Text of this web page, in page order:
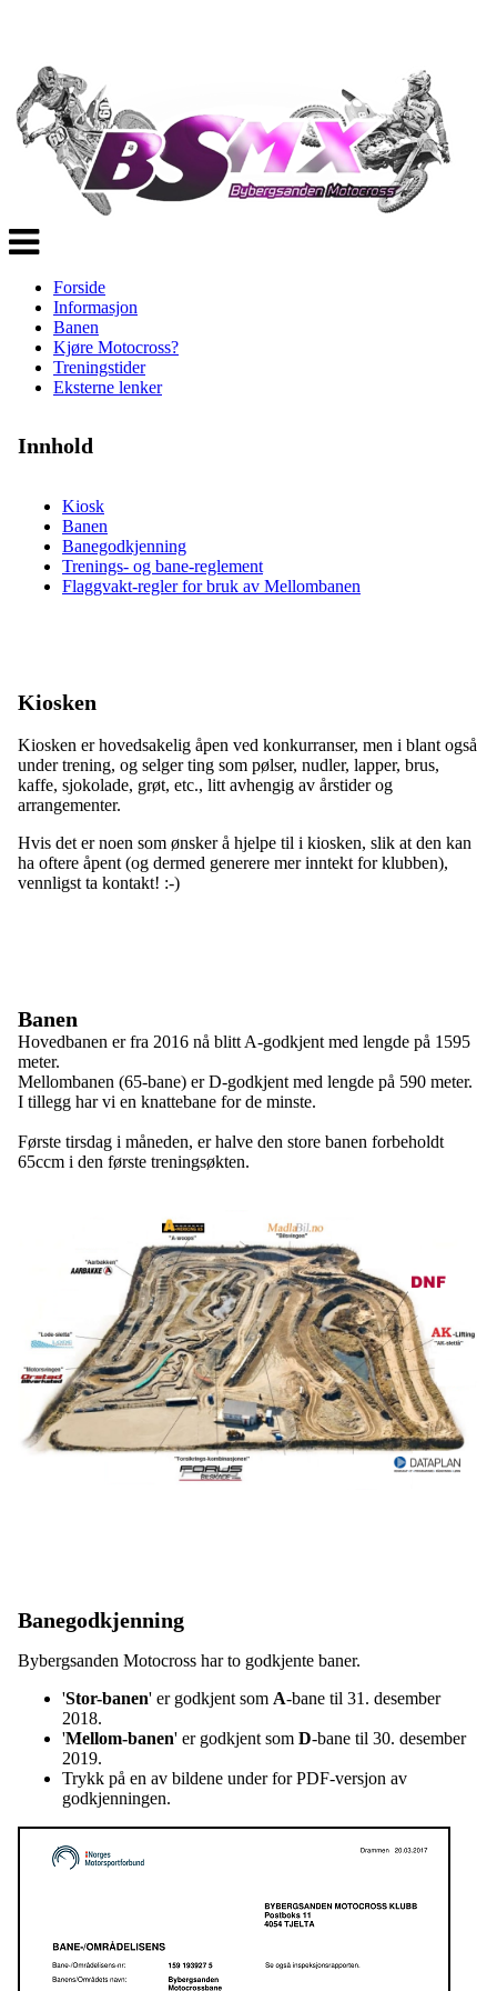
Veksle
navigasjon
Forside
Informasjon
Banen
Kjøre Motocross?
Treningstider
Eksterne lenker
Innhold
Kiosk
Banen
Banegodkjenning
Trenings- og bane-reglement
Flaggvakt-regler for bruk av Mellombanen
Kiosken
Kiosken er hovedsakelig åpen ved konkurranser, men i blant også
under trening, og selger ting som pølser, nudler, lapper, brus,
kaffe, sjokolade, grøt, etc., litt avhengig av årstider og
arrangementer.
Hvis det er noen som ønsker å hjelpe til i kiosken, slik at den kan
ha oftere åpent (og dermed generere mer inntekt for klubben),
vennligst ta kontakt! :-)
Banen
Hovedbanen er fra 2016 nå blitt A-godkjent med lengde på 1595
meter.
Mellombanen (65-bane) er D-godkjent med lengde på 590 meter.
I tillegg har vi en knattebane for de minste.
Første tirsdag i måneden, er halve den store banen forbeholdt
65ccm i den første treningsøkten.
Banegodkjenning
Bybergsanden Motocross har to godkjente baner.
'Stor-banen' er godkjent som A-bane til 31. desember
2018.
'Mellom-banen' er godkjent som D-bane til 30. desember
2019.
Trykk på en av bildene under for PDF-versjon av
godkjenningen.